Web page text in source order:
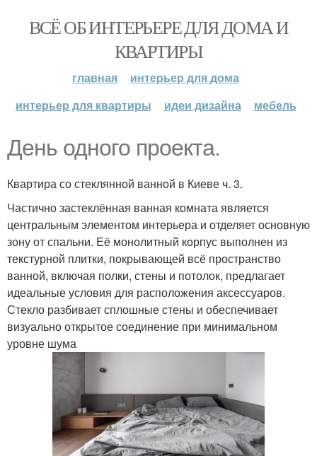
ВСЁ ОБ ИНТЕРЬЕРЕ ДЛЯ ДОМА И
КВАРТИРЫ
главная
интерьер для дома
интерьер для квартиры
идеи дизайна мебель
День одного проекта.
Квартира со стеклянной ванной в Киеве ч. 3.
Частично застеклённая ванная комната является
центральным элементом интерьера и отделяет основную
зону от спальни. Её монолитный корпус выполнен из
текстурной плитки, покрывающей всё пространство
ванной, включая полки, стены и потолок, предлагает
идеальные условия для расположения аксессуаров.
Стекло разбивает сплошные стены и обеспечивает
визуально открытое соединение при минимальном
уровне шума